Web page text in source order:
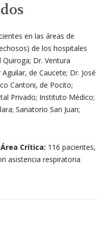
en las áreas de
de los hospitales
Dr. Ventura
de Caucete; Dr. José
Cantoni, de Pocito;
Privado; Instituto Médico;
Sanatorio San Juan;
Crítica: 116 pacientes,
asistencia respiratoria